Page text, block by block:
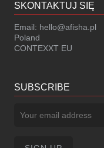
SKONTAKTUJ SIĘ
Email: hello@afisha.pl
Poland
CONTEXXT EU
SUBSCRIBE